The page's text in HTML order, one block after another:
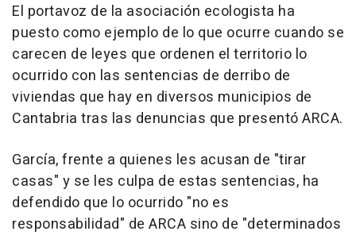
El portavoz de la asociación ecologista ha
puesto como ejemplo de lo que ocurre cuando se
carecen de leyes que ordenen el territorio lo
ocurrido con las sentencias de derribo de
viviendas que hay en diversos municipios de
Cantabria tras las denuncias que presentó ARCA.
García, frente a quienes les acusan de "tirar
casas" y se les culpa de estas sentencias, ha
defendido que lo ocurrido "no es
responsabilidad" de ARCA sino de "determinados